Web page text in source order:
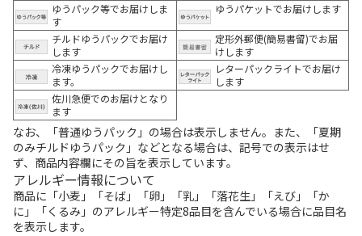
ゆうパック等でお届けしま
す
ゆうパケットでお届けします
チルドゆうパックでお届け
します
定形外郵便(簡易書留)でお届
けします
冷凍ゆうパックでお届けし
ます。
レターパックライトでお届け
します
佐川急便でのお届けとなり
ます
なお、「普通ゆうパック」の場合は表示しません。また、「夏期
のみチルドゆうパック」などとなる場合は、記号での表示はせ
ず、商品内容欄にその旨を表示しています。
アレルギー情報について
商品に「小麦」「そば」「卵」「乳」「落花生」「えび」「か
に」「くるみ」のアレルギー特定8品目を含んでいる場合に品目名
を表示します。